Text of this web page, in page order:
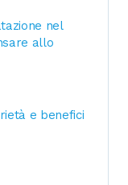
nel
allo
e benefici